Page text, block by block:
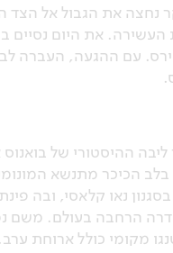
נחצה את הגבול אל הצד
העשירה. את היום
עם ההגעה, העברה
ההיסטורי של
הרחבה בעולם. משם
מקומי כולל ארוחת ערב.